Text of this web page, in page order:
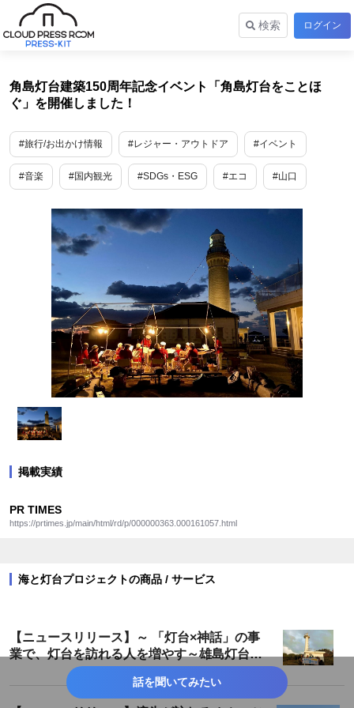
検索 ログイン
角島灯台建築150周年記念イベント「角島灯台をことほ
ぐ」を開催しました！
#旅行/お出かけ情報 #レジャー・アウトドア #イベント
#音楽 #国内観光 #SDGs・ESG #エコ #山口
掲載実績
PR TIMES
https://prtimes.jp/main/html/rd/p/000000363.000161057.html
海と灯台プロジェクトの商品 / サービス
【ニュースリリース】～ 「灯台×神話」の事
業で、灯台を訪れる人を増やす～雄島灯台散
策ツアーが遂に完成！
話を聞いてみたい